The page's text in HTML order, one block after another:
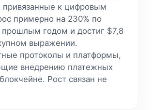
привязанные к цифровым
примерно на 230% по
прошлым годом и достиг $7,8
выражении.
протоколы и платформы,
внедрению платежных
Рост связан не